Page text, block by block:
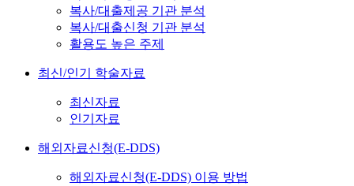
복사/대출제공 기관 분석
복사/대출신청 기관 분석
활용도 높은 주제
최신/인기 학술자료
최신자료
인기자료
해외자료신청(E-DDS)
해외자료신청(E-DDS) 이용 방법